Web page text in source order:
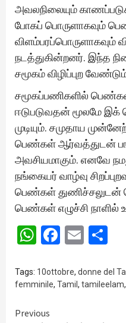
அவலநிலையும்
போகப் பொருளாகவும்
விளம்பரப்பொருளாகவும்
நடத்துகின்றனர். இந்த
சமூகம் விழிப்புற
சமூகப்பணிகளில்
ஈடுபடுவதன் மூலமே
முடியும். சமுதாய
பெண்கள் ஆர்வத்துடன்
அவசியமாகும். எனவே
நங்கையர் வாழ்வு
பெண்கள் துணிச்சலுடன்
பெண்கள் எழுச்சி
WhatsApp
Email
Tags: 10ottobre, donne del
femminile, Tamil , tamileelam,
Continue
Previous